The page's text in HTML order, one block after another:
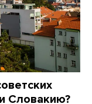
Словакию?